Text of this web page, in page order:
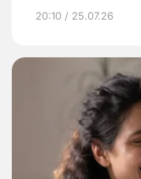
20:10 / 25.07.26